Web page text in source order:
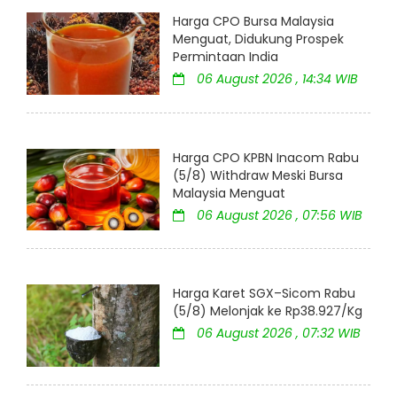
Harga CPO Bursa Malaysia
Menguat, Didukung Prospek
Permintaan India
06 August 2026 , 14:34 WIB
Harga CPO KPBN Inacom Rabu
(5/8) Withdraw Meski Bursa
Malaysia Menguat
06 August 2026 , 07:56 WIB
Harga Karet SGX–Sicom Rabu
(5/8) Melonjak ke Rp38.927/Kg
06 August 2026 , 07:32 WIB